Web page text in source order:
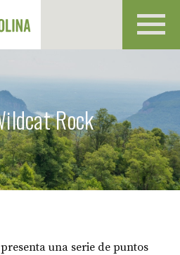
Rock
una serie de puntos